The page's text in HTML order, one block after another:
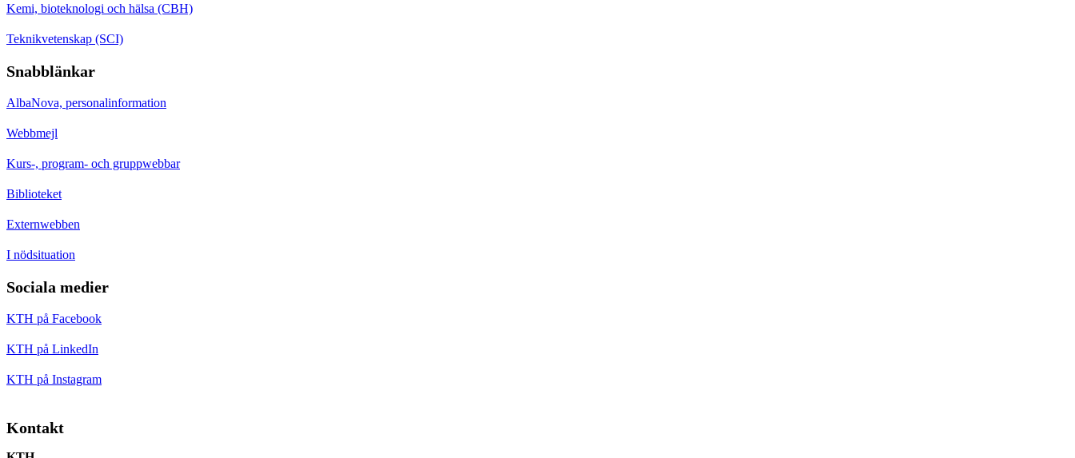
Kemi, bioteknologi och hälsa (CBH)
Teknikvetenskap (SCI)
Snabblänkar
AlbaNova, personalinformation
Webbmejl
Kurs-, program- och gruppwebbar
Biblioteket
Externwebben
I nödsituation
Sociala medier
KTH på Facebook
KTH på LinkedIn
KTH på Instagram
Kontakt